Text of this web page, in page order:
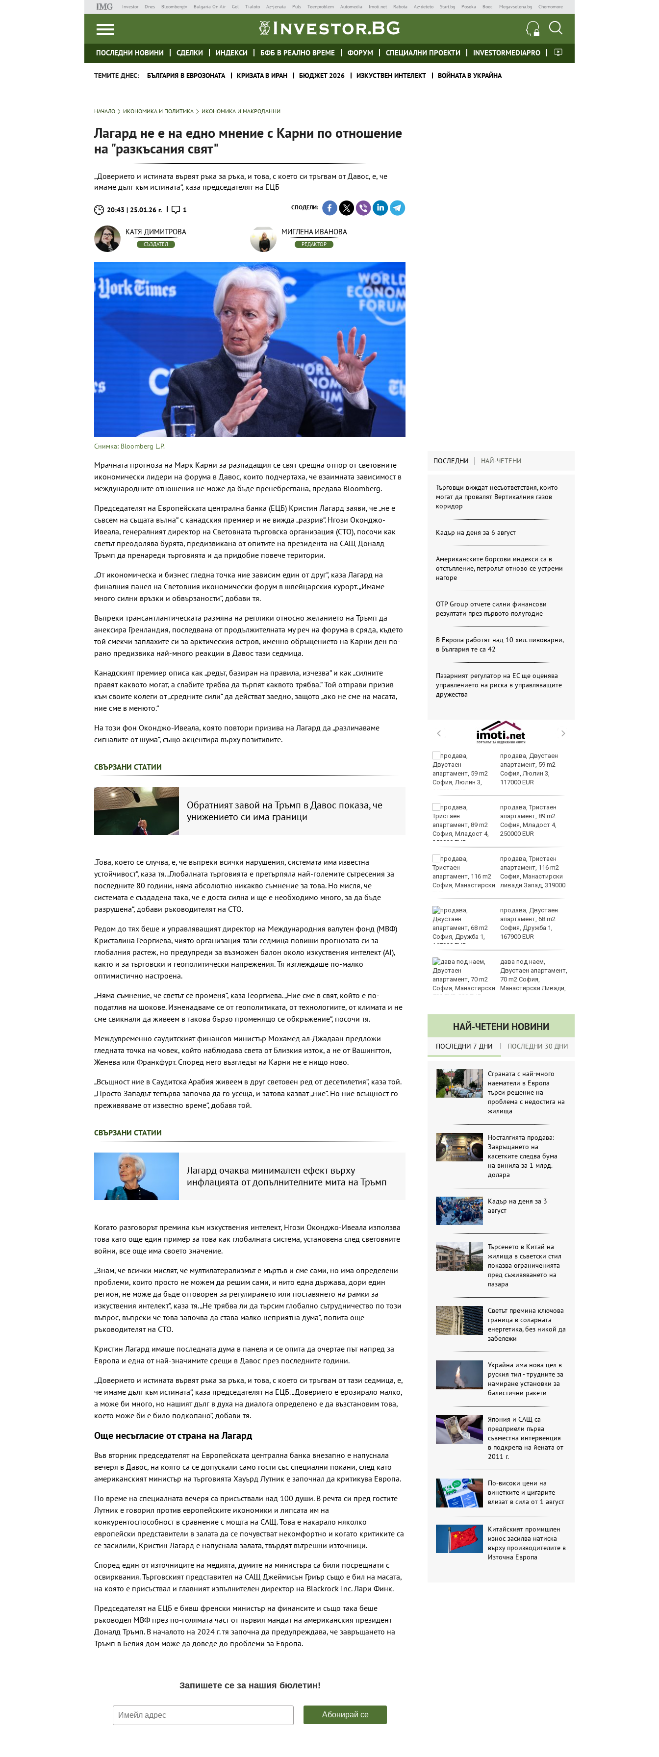
Investor Dnes Bloombergtv Bulgaria On Air Gol Tialoto Az-jenata Puls Teenproblem Automedia Imoti.net Rabota Az-deteto Start.bg Posoka Boec Megavselena.bg Chernomore
ПОСЛЕДНИ НОВИНИ СДЕЛКИ ИНДЕКСИ БФБ В РЕАЛНО ВРЕМЕ ФОРУМ СПЕЦИАЛНИ ПРОЕКТИ INVESTORMEDIAPRO
ТЕМИТЕ ДНЕС: БЪЛГАРИЯ В ЕВРОЗОНАТА КРИЗАТА В ИРАН БЮДЖЕТ 2026 ИЗКУСТВЕН ИНТЕЛЕКТ ВОЙНАТА В УКРАЙНА
НАЧАЛО ИКОНОМИКА И ПОЛИТИКА ИКОНОМИКА И МАКРОДАННИ
Лагард не е на едно мнение с Карни по отношение
на "разкъсания свят"
„Доверието и истината вървят ръка за ръка, и това, с което си тръгвам от Давос, е, че
имаме дълг към истината“, каза председателят на ЕЦБ
20:43 | 25.01.26 г. 1 СПОДЕЛИ:
КАТЯ ДИМИТРОВА
СЪЗДАТЕЛ
МИГЛЕНА ИВАНОВА
РЕДАКТОР
Снимка: Bloomberg L.P.
Мрачната прогноза на Марк Карни за разпадащия се свят срещна отпор от световните
икономически лидери на форума в Давос, които подчертаха, че взаимната зависимост в
международните отношения не може да бъде пренебрегвана, предава Bloomberg.
Председателят на Европейската централна банка (ЕЦБ) Кристин Лагард заяви, че „не е
съвсем на същата вълна“ с канадския премиер и не вижда „разрив“. Нгози Оконджо-
Ивеала, генералният директор на Световната търговска организация (СТО), посочи как
светът преодолява бурята, предизвикана от опитите на президента на САЩ Доналд
Тръмп да пренареди търговията и да придобие повече територии.
„От икономическа и бизнес гледна точка ние зависим един от друг“, каза Лагард на
финалния панел на Световния икономически форум в швейцарския курорт. „Имаме
много силни връзки и обвързаности“, добави тя.
Въпреки трансантлантическата размяна на реплики относно желанието на Тръмп да
анексира Гренландия, последвана от продължителната му реч на форума в сряда, където
той смекчи заплахите си за арктическия остров, именно обръщението на Карни ден по-
рано предизвика най-много реакции в Давос тази седмица.
Канадският премиер описа как „редът, базиран на правила, изчезва“ и как „силните
правят каквото могат, а слабите трябва да търпят каквото трябва.“ Той отправи призив
към своите колеги от „средните сили“ да действат заедно, защото „ако не сме на масата,
ние сме в менюто.“
На този фон Оконджо-Ивеала, която повтори призива на Лагард да „различаваме
сигналите от шума“, също акцентира върху позитивите.
СВЪРЗАНИ СТАТИИ
Обратният завой на Тръмп в Давос показа, че
унижението си има граници
„Това, което се случва, е, че въпреки всички нарушения, системата има известна
устойчивост“, каза тя. „Глобалната търговията е претърпяла най-големите сътресения за
последните 80 години, няма абсолютно никакво съмнение за това. Но мисля, че
системата е създадена така, че е доста силна и ще е необходимо много, за да бъде
разрушена“, добави ръководителят на СТО.
Редом до тях беше и управляващият директор на Международния валутен фонд (МВФ)
Кристалина Георгиева, чиято организация тази седмица повиши прогнозата си за
глобалния растеж, но предупреди за възможен балон около изкуствения интелект (AI),
както и за търговски и геополитически напрежения. Тя изглеждаше по-малко
оптимистично настроена.
„Няма съмнение, че светът се променя“, каза Георгиева. „Ние сме в свят, който е по-
податлив на шокове. Изненадваме се от геополитиката, от технологиите, от климата и не
сме свикнали да живеем в такова бързо променящо се обкръжение“, посочи тя.
Междувременно саудитският финансов министър Мохамед ал-Джадаан предложи
гледната точка на човек, който наблюдава света от Близкия изток, а не от Вашингтон,
Женева или Франкфурт. Според него възгледът на Карни не е нищо ново.
„Всъщност ние в Саудитска Арабия живеем в друг световен ред от десетилетия“, каза той.
„Просто Западът тепърва започва да го усеща, и затова казват „ние“. Но ние всъщност го
преживяваме от известно време“, добавя той.
СВЪРЗАНИ СТАТИИ
Лагард очаква минимален ефект върху
инфлацията от допълнителните мита на Тръмп
Когато разговорът премина към изкуствения интелект, Нгози Оконджо-Ивеала използва
това като още един пример за това как глобалната система, установена след световните
войни, все още има своето значение.
„Знам, че всички мислят, че мултилатерализмът е мъртъв и сме сами, но има определени
проблеми, които просто не можем да решим сами, и нито една държава, дори един
регион, не може да бъде отговорен за регулирането или поставянето на рамки за
изкуствения интелект“, каза тя. „Не трябва ли да търсим глобално сътрудничество по този
въпрос, въпреки че това започва да става малко неприятна дума“, попита още
ръководителят на СТО.
Кристин Лагард имаше последната дума в панела и се опита да очертае път напред за
Европа и една от най-значимите срещи в Давос през последните години.
„Доверието и истината вървят ръка за ръка, и това, с което си тръгвам от тази седмица, е,
че имаме дълг към истината“, каза председателят на ЕЦБ. „Доверието е ерозирало малко,
а може би много, но нашият дълг в духа на диалога определено е да възстановим това,
което може би е било подкопано“, добави тя.
Още несъгласие от страна на Лагард
Във вторник председателят на Европейската централна банка внезапно е напуснала
вечеря в Давос, на която са се допускали само гости със специални покани, след като
американският министър на търговията Хауърд Лутник е започнал да критикува Европа.
По време на специалната вечеря са присъствали над 100 души. В речта си пред гостите
Лутник е говорил против европейските икономики и липсата им на
конкурентоспособност в сравнение с мощта на САЩ. Това е накарало няколко
европейски представители в залата да се почувстват некомфортно и когато критиките са
се засилили, Кристин Лагард е напуснала залата, твърдят вътрешни източници.
Според един от източниците на медията, думите на министъра са били посрещнати с
освирквания. Търговският представител на САЩ Джеймисън Гриър също е бил на масата,
на която е присъствал и главният изпълнителен директор на Blackrock Inc. Лари Финк.
Председателят на ЕЦБ е бивш френски министър на финансите и също така беше
ръководел МВФ през по-голямата част от първия мандат на американския президент
Доналд Тръмп. В началото на 2024 г. тя започна да предупреждава, че завръщането на
Тръмп в Белия дом може да доведе до проблеми за Европа.
ПОСЛЕДНИ НАЙ-ЧЕТЕНИ
Търговци виждат несъответствия, които
могат да провалят Вертикалния газов
коридор
Кадър на деня за 6 август
Американските борсови индекси са в
отстъпление, петролът отново се устреми
нагоре
OTP Group отчете силни финансови
резултати през първото полугодие
В Европа работят над 10 хил. пивоварни,
в България те са 42
Пазарният регулатор на ЕС ще оценява
управлението на риска в управляващите
дружества
Времето във Варна на
Дометий
(Мадрид)
ЦСКА удари с 3:0
продава, Двустаен
апартамент, 59 m2
София, Люлин 3,
117000 EUR
продава, Тристаен
апартамент, 89 m2
София, Младост 4,
250000 EUR
продава, Тристаен
апартамент, 116 m2
София, Манастирски
ливади Запад, 319000
EUR
продава, Двустаен
апартамент, 68 m2
София, Дружба 1,
167900 EUR
дава под наем,
Двустаен апартамент,
70 m2 София,
Манастирски Ливади,
800 EUR
НАЙ-ЧЕТЕНИ НОВИНИ
ПОСЛЕДНИ 7 ДНИ ПОСЛЕДНИ 30 ДНИ
Страната с най-много
наематели в Европа
търси решение на
проблема с недостига на
жилища
Носталгията продава:
Завръщането на
касетките следва бума
на винила за 1 млрд.
долара
Кадър на деня за 3
август
Търсенето в Китай на
жилища в съветски стил
показва ограниченията
пред съживяването на
пазара
Светът премина ключова
граница в соларната
енергетика, без никой да
забележи
Украйна има нова цел в
руския тил - трудните за
намиране установки за
балистични ракети
Япония и САЩ са
предприели първа
съвместна интервенция
в подкрепа на йената от
2011 г.
По-високи цени на
винетките и цигарите
влизат в сила от 1 август
Китайският промишлен
износ засилва натиска
върху производителите в
Източна Европа